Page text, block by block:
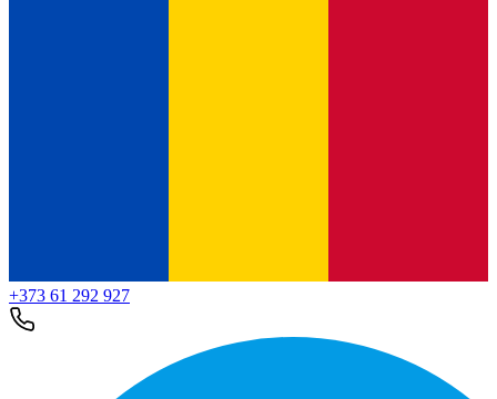
+373 61 292 927